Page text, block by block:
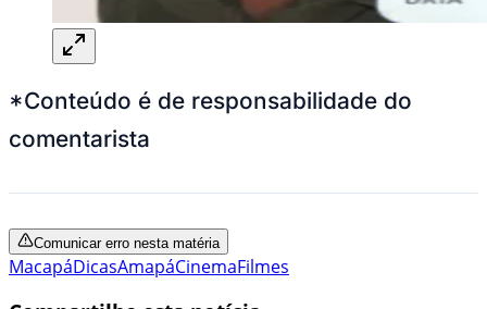
*Conteúdo é de responsabilidade do
comentarista
Comunicar erro nesta matéria
MacapáDicasAmapáCinemaFilmes